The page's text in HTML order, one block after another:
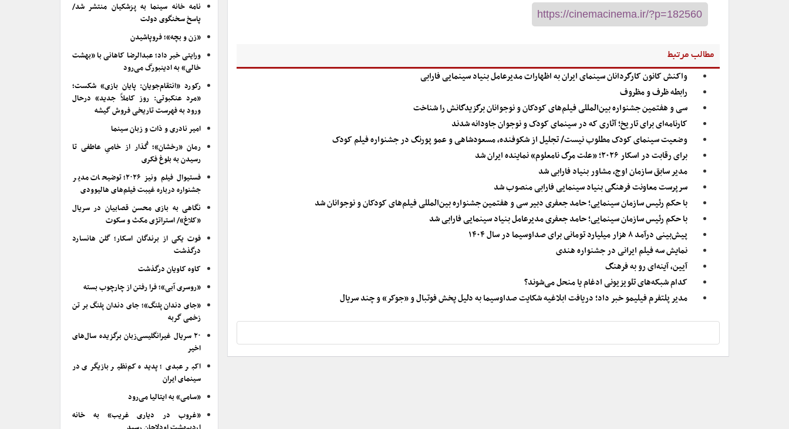
مطالب مرتبط
واکنش کانون کارگردانان سینمای ایران به اظهارات مدیرعامل بنیاد سینمایی فارابی
رابطه ظرف و مظروف
سی و هفتمین جشنواره بین‌المللی فیلم‌های کودکان و نوجوانان برگزیدگانش را شناخت
کارنامه‌ای برای تاریخ؛ آثاری که در سینمای کودک و نوجوان جاودانه شدند
وضعیت سینمای کودک مطلوب نیست/ تجلیل از شکوفنده، مسعودشاهی و عمو پورنگ در جشنواره فیلم کودک
برای رقابت در اسکار ۲۰۲۶؛ «علت مرگ نامعلوم» نماینده ایران شد
مدیر سابق سازمان اوج، مشاور بنیاد فارابی شد
سرپرست معاونت فرهنگی بنیاد سینمایی فارابی منصوب شد
با حکم رئیس سازمان سینمایی؛ حامد جعفری دبیر سی و هفتمین جشنواره بین‌المللی فیلم‌های کودکان و نوجوانان شد
با حکم رئیس سازمان سینمایی؛ حامد جعفری مدیرعامل بنیاد سینمایی فارابی شد
پیش‌بینی درآمد ۸ هزار میلیارد تومانی برای صداوسیما در سال ۱۴۰۴
نمایش سه فیلم ایرانی در جشنواره هندی
آیین، آینه‌ای رو به فرهنگ
کدام شبکه‌های تلویزیونی ادغام یا منحل می‌شوند؟
مدیر پلتفرم فیلیمو خبر داد؛ دریافت ابلاغیه شکایت صداوسیما به دلیل پخش فوتبال و «جوکر» و چند سریال
نامه خانه سینما به پزشکیان منتشر شد/
پاسخ سخنگوی دولت
«زن و بچه»؛ فروپاشیدن
ورایتی خبر داد؛ عبدالرضا کاهانی با «بهشت
خالی» به ادینبورگ می‌رود
رکورد «انتقام‌جویان: پایان بازی» شکست؛
«مرد عنکبوتی: روز کاملاً جدید» درحال
ورود به فهرست تاریخی فروش گیشه
امیر نادری و ذات و زبان سینما
رمان «رخشان»؛ گُذار از خامیِ عاطفی تا
رسیدن به بلوغ فکری
فستیوال فیلم ونیز ۲۰۲۶؛ توضیحات مدیر
جشنواره درباره غیبت فیلم‌های هالیوودی
نگاهی به بازی محسن قصابیان در سریال
«کلاغ»/ استراتژی مکث و سکوت
فوت یکی از برندگان اسکار؛ گلن هانسارد
درگذشت
کاوه کاویان درگذشت
«روسری آبی»؛ فرا رفتن از چارچوب بسته
«جای دندان پلنگ»؛ جای دندان پلنگ بر تن
زخمی گربه
۲۰ سریال غیرانگلیسی‌زبان برگزیده سال‌های
اخیر
اکبر عبدی؛ پدیده کم‌نظیر بازیگری در
سینمای ایران
«سامی» به ایتالیا می‌رود
«غروب در دیاری غریب» به خانه